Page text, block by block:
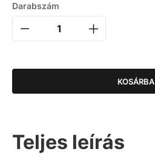
Darabszám
KOSÁRBA
Teljes leírás